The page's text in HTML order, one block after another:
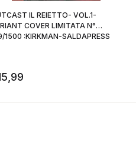
IL REIETTO- VOL.1-
COVER LIMITATA N°
1500 :KIRKMAN-SALDAPRESS